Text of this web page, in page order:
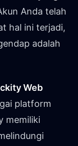
Anda telah
hal ini terjadi,
adalah
Web
platform
memiliki